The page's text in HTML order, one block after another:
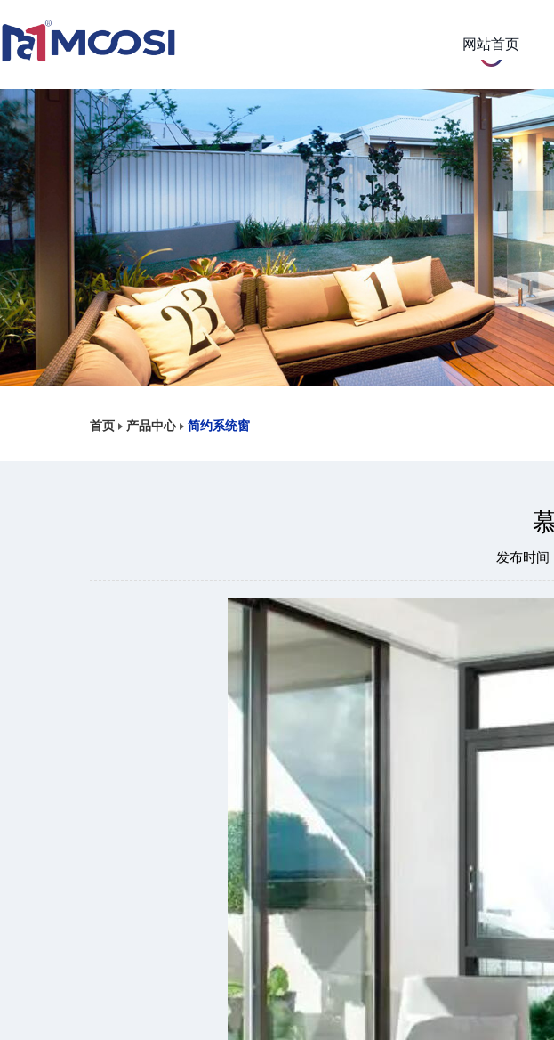
网站首页
首页 产品中心 简约系统窗
发布时间